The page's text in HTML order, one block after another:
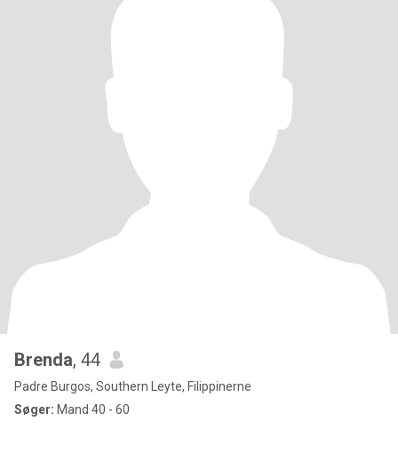
Brenda, 44
Padre Burgos, Southern Leyte, Filippinerne
Søger: Mand 40 - 60